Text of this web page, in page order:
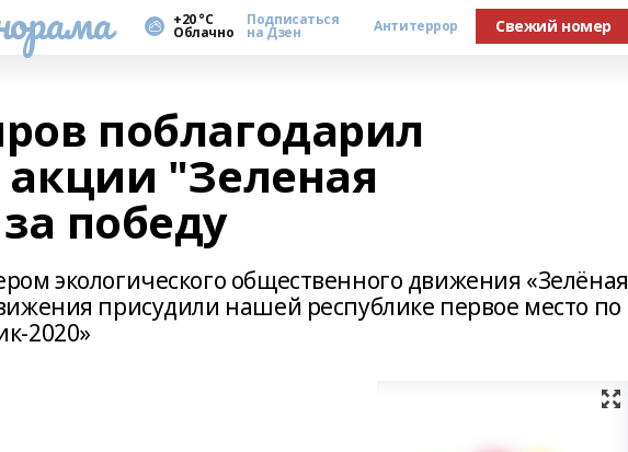
+20 °С
Облачно
Подписаться
на Дзен Антитеррор Свежий номер
поблагодарил
акции "Зеленая
победу
экологического общественного движения «Зелёная
присудили нашей республике первое место по
2020»